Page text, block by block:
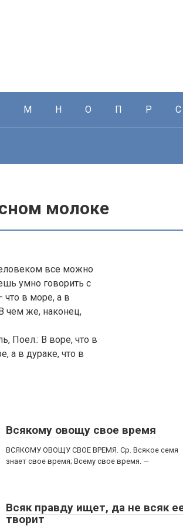
М Н О П Р С
молоке
все можно
умно говорить с
что в море, а в
чем же, наконец,
Поел.: В воре, что в
а в дураке, что в
Всякому овощу свое время
ВСЯКОМУ ОВОЩУ СВОЕ ВРЕМЯ. Ср. Всякое семя
знает свое время; Всему свое время. —
Всяк правду ищет, да не всяк
творит